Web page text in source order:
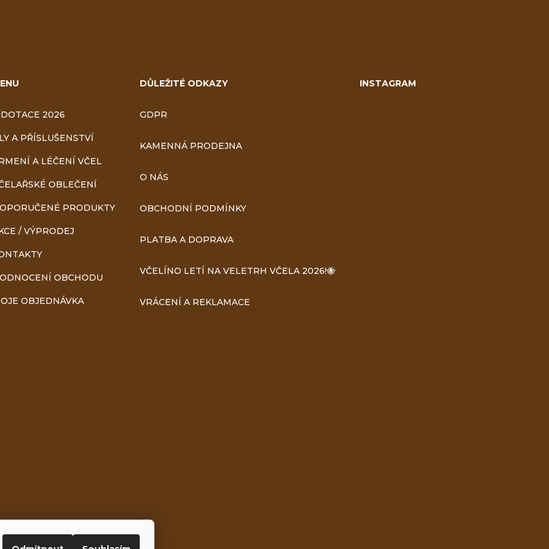
2026
A PŘÍSLUŠENSTVÍ
A LÉČENÍ VČEL
OBLEČENÍ
PRODUKTY
/ VÝPRODEJ
OBCHODU
OBJEDNÁVKA
DŮLEŽITÉ ODKAZY
GDPR
KAMENNÁ PRODEJNA
O NÁS
OBCHODNÍ PODMÍNKY
PLATBA A DOPRAVA
VČELÍNO LETÍ NA VELETRH VČELA 2026!🐝
VRÁCENÍ A REKLAMACE
INSTAGRAM